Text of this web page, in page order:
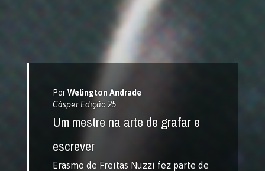
PorWelington Andrade
Cásper Edição 25
Um mestre na arte de grafar e
escrever
Erasmo de Freitas Nuzzi fez parte de